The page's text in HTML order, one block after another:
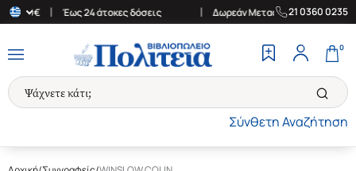
30€ | Έως 24 άτοκες δόσεις Δωρεάν Μεταφορικά στην Ελλάδα
21 0360 0235
Σύνθετη Αναζήτηση
0